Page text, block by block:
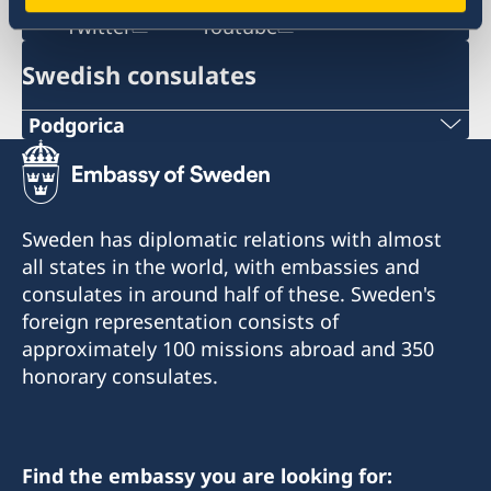
Twitter
Youtube
Swedish consulates
Podgorica
Telephone:
+382 20 22 97 30
E-mail:
info@lawoffice-vujacic.com
Fax:
+382 20 22 97 30
Law Office Vujačić
Sweden has diplomatic relations with almost
all states in the world, with embassies and
consulates in around half of these. Sweden's
foreign representation consists of
approximately 100 missions abroad and 350
honorary consulates.
Find the embassy you are looking for: